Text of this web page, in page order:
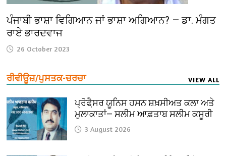
ਪੰਜਾਬੀ ਭਾਸ਼ਾ ਵਿਗਿਆਨ ਜਾਂ ਭਾਸ਼ਾ ਅਗਿਆਨ? — ਡਾ. ਮੰਗਤ
ਰਾਏ ਭਾਰਦਵਾਜ
26 October 2023
ਰੀਵੀਊਜ਼/ਪੁਸਤਕ-ਚਰਚਾ VIEW ALL
ਪ੍ਰੋਫੈ਼ਸਰ ਯੂਨਿਸ ਹਸਨ ਸ਼ਖ਼ਸੀਅਤ ਕਲਾ ਅਤੇ
ਮੁਲਾਕਾਤਾਂ— ਸਲੀਮ ਆਫ਼ਤਾਬ ਸਲੀਮ ਕਸੂਰੀ
3 August 2026